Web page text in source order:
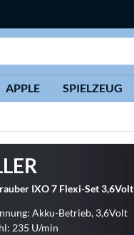
APPLE SPIELZEUG
IXO 7 Flexi-Set 3,6Volt
Akku-Betrieb, 3,6Volt
235 U/min